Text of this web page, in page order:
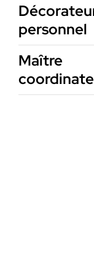
personnel
Maître